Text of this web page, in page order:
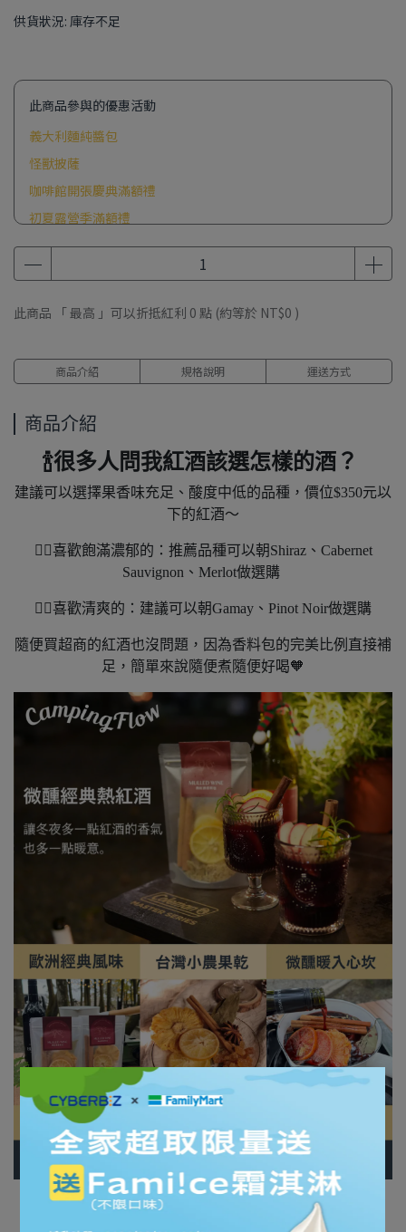
供貨狀況: 庫存不足
此商品參與的優惠活動
義大利麵純醬包
怪獸披薩
咖啡館開張慶典滿額禮
初夏露營季滿額禮
此商品 「 最高 」可以折抵紅利 0 點 (約等於 NT$0 )
商品介紹 規格說明 運送方式
商品介紹
🍾很多人問我紅酒該選怎樣的酒？
建議可以選擇果香味充足、酸度中低的品種，價位$350元以
下的紅酒～
❤️‍🔥喜歡飽滿濃郁的：推薦品種可以朝Shiraz、Cabernet
Sauvignon、Merlot做選購
❤️‍🔥喜歡清爽的：建議可以朝Gamay、Pinot Noir做選購
隨便買超商的紅酒也沒問題，因為香料包的完美比例直接補
足，簡單來說隨便煮隨便好喝🧡
🍽 使用說明（作法）